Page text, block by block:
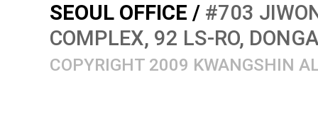
SEOUL OFFICE / #703
COMPLEX, 92 LS-RO,
COPYRIGHT 2009 KWANGSHIN